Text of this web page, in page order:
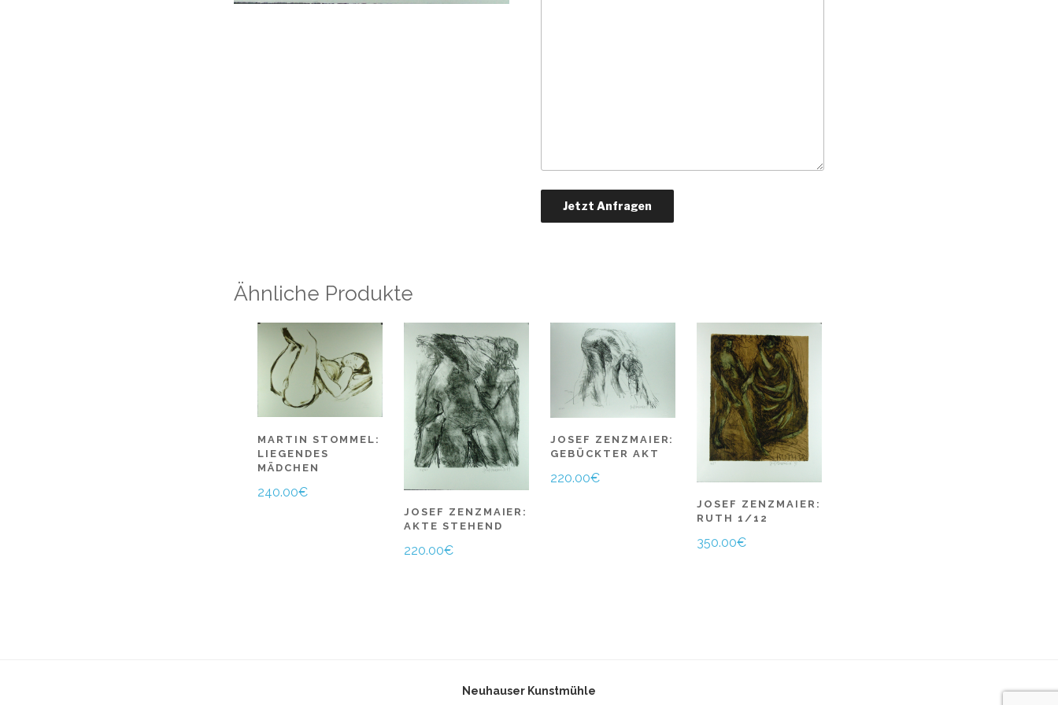
Ähnliche Produkte
MARTIN STOMMEL:
LIEGENDES
MÄDCHEN
240.00€
JOSEF ZENZMAIER:
AKTE STEHEND
220.00€
JOSEF ZENZMAIER:
GEBÜCKTER AKT
220.00€
JOSEF ZENZMAIER:
RUTH 1/12
350.00€
Neuhauser Kunstmühle